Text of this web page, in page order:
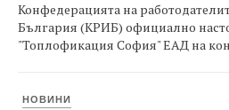
Конфедерацията на
България (КРИБ) официално
"Топлофикация София" ЕАД на
НОВИНИ